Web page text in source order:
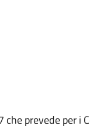
che prevede per i